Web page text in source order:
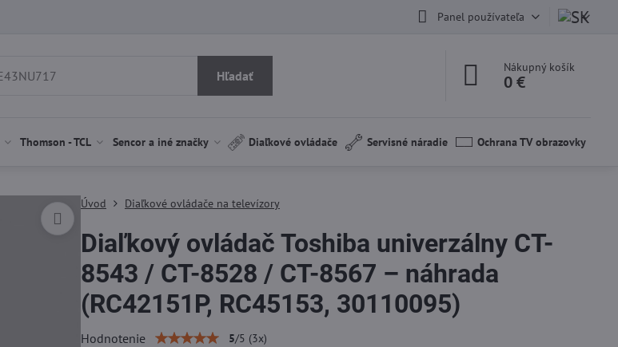
Panel používateľa
Hľadať
Nákupný košík
0 €
Thomson - TCL Sencor a iné značky Diaľkové ovládače Servisné náradie Ochrana TV obrazovky
Úvod Diaľkové ovládače na televízory
Diaľkový ovládač Toshiba univerzálny CT-
8543 / CT-8528 / CT-8567 – náhrada
(RC42151P, RC45153, 30110095)
Hodnotenie 5/5 (3x)